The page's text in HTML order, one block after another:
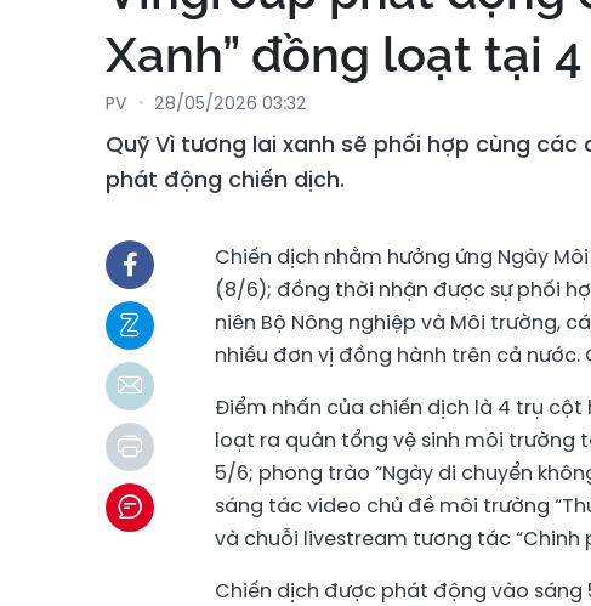
Xanh” đồng loạt tại
PV 28/05/2026 03:32
Quỹ Vì tương lai xanh sẽ phối hợp cùng
phát động chiến dịch.
Chiến dịch nhằm hưởng ứng Ngày
(8/6); đồng thời nhận được sự phối
niên Bộ Nông nghiệp và Môi trường,
nhiều đơn vị đồng hành trên cả
Điểm nhấn của chiến dịch là 4 trụ
loạt ra quân tổng vệ sinh môi trường
5/6; phong trào “Ngày di chuyển
sáng tác video chủ đề môi trường
và chuỗi livestream tương tác “Chinh
Chiến dịch được phát động vào sáng